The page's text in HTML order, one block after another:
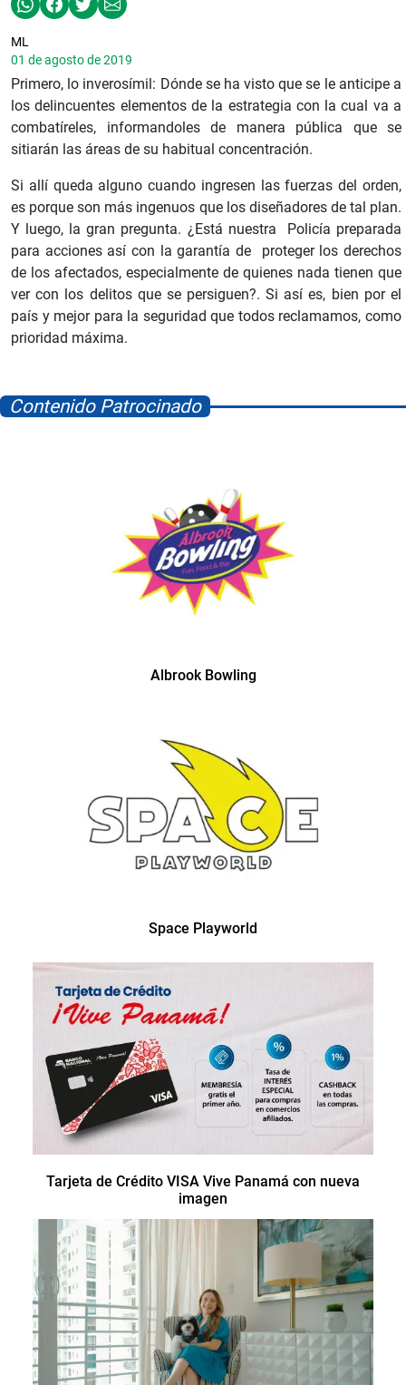
ML
01 de agosto de 2019
Primero, lo inverosímil: Dónde se ha visto que se le anticipe a
los delincuentes elementos de la estrategia con la cual va a
combatíreles, informandoles de manera pública que se
sitiarán las áreas de su habitual concentración.
Si allí queda alguno cuando ingresen las fuerzas del orden,
es porque son más ingenuos que los diseñadores de tal plan.
Y luego, la gran pregunta. ¿Está nuestra Policía preparada
para acciones así con la garantía de proteger los derechos
de los afectados, especialmente de quienes nada tienen que
ver con los delitos que se persiguen?. Si así es, bien por el
país y mejor para la seguridad que todos reclamamos, como
prioridad máxima.
Contenido Patrocinado
Albrook Bowling
Space Playworld
Tarjeta de Crédito VISA Vive Panamá con nueva
imagen